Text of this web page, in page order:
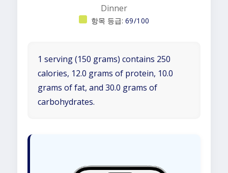
Dinner
항목 등급: 69/100
1 serving (150 grams) contains 250
calories, 12.0 grams of protein, 10.0
grams of fat, and 30.0 grams of
carbohydrates.